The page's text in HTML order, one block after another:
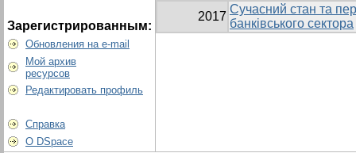
Зарегистрированным:
Обновления на e-mail
Мой архив
ресурсов
Редактировать профиль
Справка
О DSpace
2017
Сучасний стан та
банківського сектора